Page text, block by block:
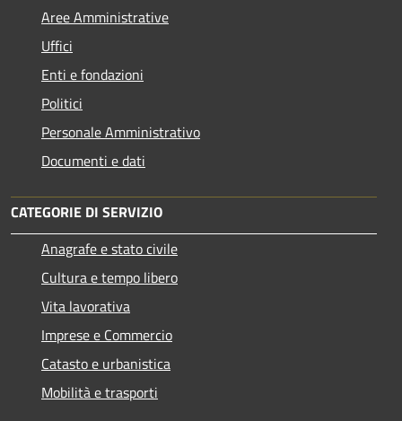
Aree Amministrative
Uffici
Enti e fondazioni
Politici
Personale Amministrativo
Documenti e dati
CATEGORIE DI SERVIZIO
Anagrafe e stato civile
Cultura e tempo libero
Vita lavorativa
Imprese e Commercio
Catasto e urbanistica
Mobilità e trasporti